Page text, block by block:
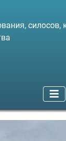
силосов,